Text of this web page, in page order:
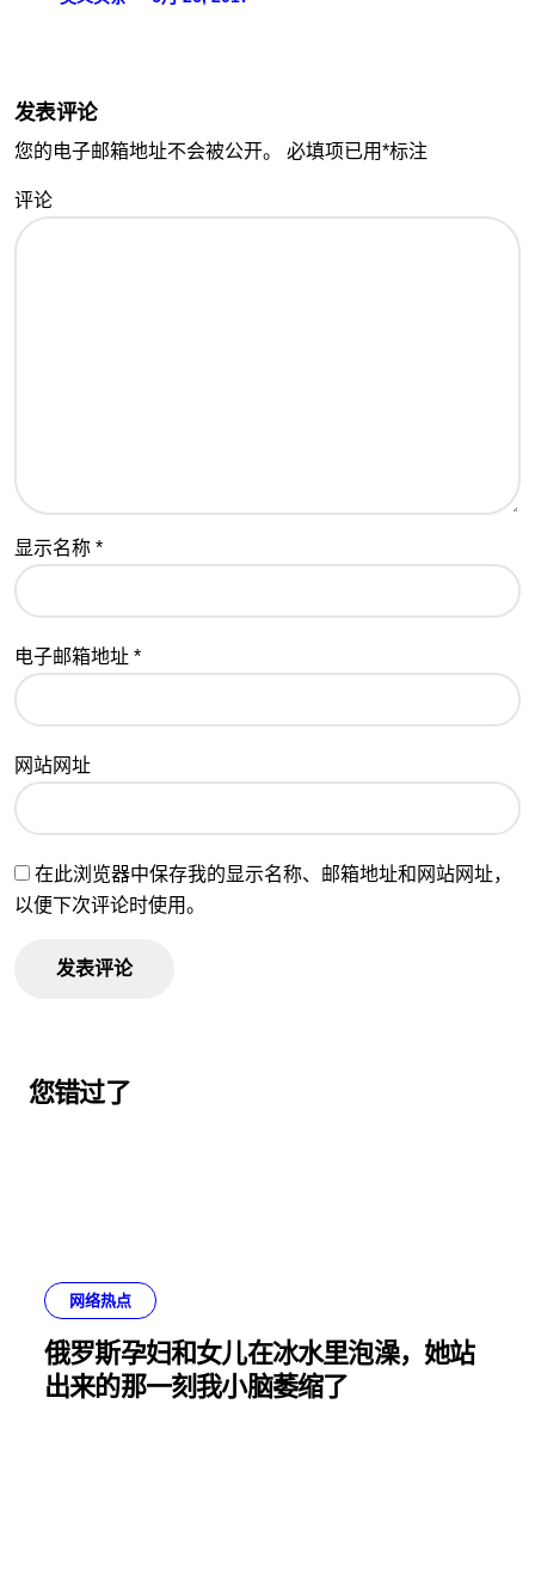
发表评论
您的电子邮箱地址不会被公开。 必填项已用*标注
评论
显示名称 *
电子邮箱地址 *
网站网址
在此浏览器中保存我的显示名称、邮箱地址和网站网址，
以便下次评论时使用。
您错过了
网络热点
俄罗斯孕妇和女儿在冰水里泡澡，她站
出来的那一刻我小脑萎缩了